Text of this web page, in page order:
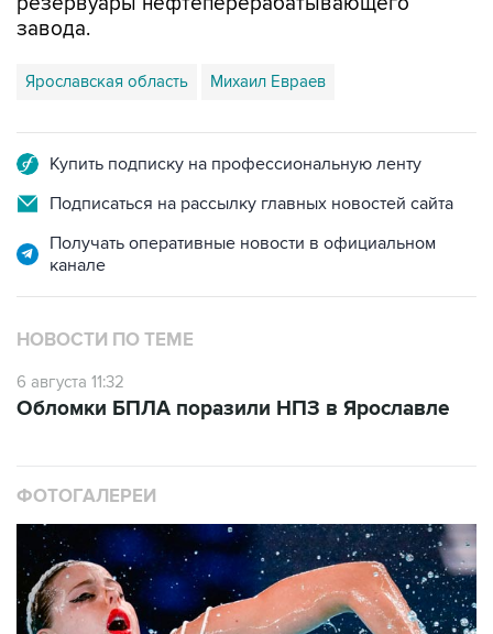
завода.
Ярославская область Михаил Евраев
Купить подписку на профессиональную ленту
Подписаться на рассылку главных новостей сайта
Получать оперативные новости в официальном
канале
НОВОСТИ ПО ТЕМЕ
6 августа 11:32
Обломки БПЛА поразили НПЗ в Ярославле
ФОТОГАЛЕРЕИ